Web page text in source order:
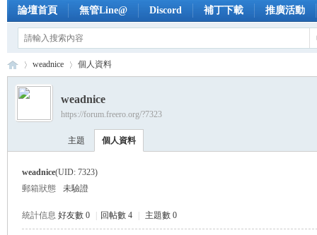
論壇首頁 無管Line@ Discord 補丁下載 推廣活動
›
weadnice 個人資料
weadnice
https://forum.freero.org/?7323
主題 個人資料
weadnice(UID: 7323)
郵箱狀態
未驗證
統計信息 好友數 0 回帖數 4 主題數 0